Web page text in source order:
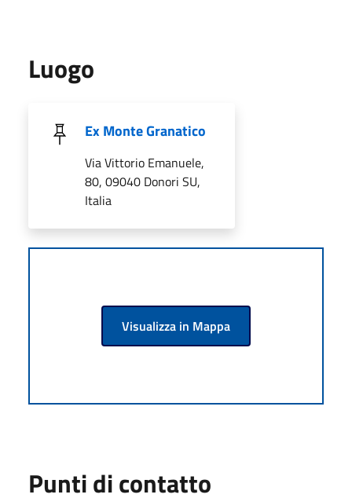
Luogo
Ex Monte Granatico
Via Vittorio Emanuele,
80, 09040 Donori SU,
Italia
Visualizza in Mappa
Punti di contatto